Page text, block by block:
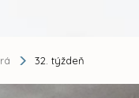
32. týždeň